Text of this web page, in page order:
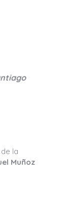
la
Muñoz